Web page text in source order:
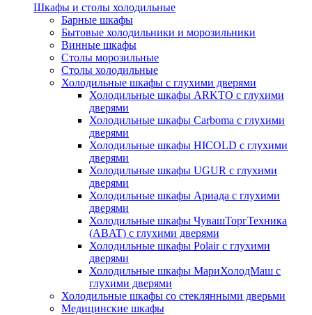
Шкафы и столы холодильные
Барные шкафы
Бытовые холодильники и морозильники
Винные шкафы
Столы морозильные
Столы холодильные
Холодильные шкафы с глухими дверями
Холодильные шкафы ARKTO с глухими
дверями
Холодильные шкафы Carboma с глухими
дверями
Холодильные шкафы HICOLD с глухими
дверями
Холодильные шкафы UGUR с глухими
дверями
Холодильные шкафы Ариада с глухими
дверями
Холодильные шкафы ЧувашТоргТехника
(ABAT) с глухими дверями
Холодильные шкафы Polair с глухими
дверями
Холодильные шкафы МариХолодМаш с
глухими дверями
Холодильные шкафы со стеклянными дверьми
Медицинские шкафы